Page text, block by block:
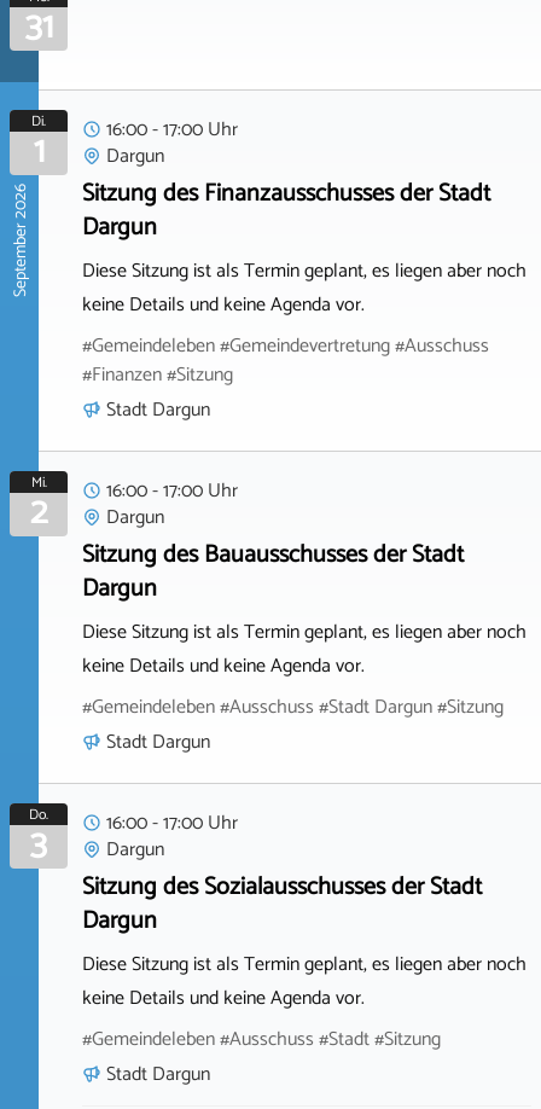
31
September 2026
Di.
1
16:00 - 17:00 Uhr
Dargun
Sitzung des Finanzausschusses der Stadt
Dargun
Diese Sitzung ist als Termin geplant, es liegen aber noch
keine Details und keine Agenda vor.
#Gemeindeleben #Gemeindevertretung #Ausschuss
#Finanzen #Sitzung
Stadt Dargun
Mi.
2
16:00 - 17:00 Uhr
Dargun
Sitzung des Bauausschusses der Stadt
Dargun
Diese Sitzung ist als Termin geplant, es liegen aber noch
keine Details und keine Agenda vor.
#Gemeindeleben #Ausschuss #Stadt Dargun #Sitzung
Stadt Dargun
Do.
3
16:00 - 17:00 Uhr
Dargun
Sitzung des Sozialausschusses der Stadt
Dargun
Diese Sitzung ist als Termin geplant, es liegen aber noch
keine Details und keine Agenda vor.
#Gemeindeleben #Ausschuss #Stadt #Sitzung
Stadt Dargun